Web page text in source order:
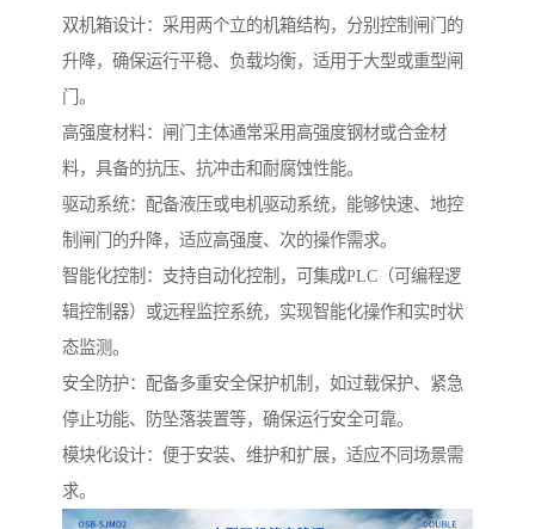
双机箱设计：采用两个立的机箱结构，分别控制闸门的
升降，确保运行平稳、负载均衡，适用于大型或重型闸
门。
高强度材料：闸门主体通常采用高强度钢材或合金材
料，具备的抗压、抗冲击和耐腐蚀性能。
驱动系统：配备液压或电机驱动系统，能够快速、地控
制闸门的升降，适应高强度、次的操作需求。
智能化控制：支持自动化控制，可集成PLC（可编程逻
辑控制器）或远程监控系统，实现智能化操作和实时状
态监测。
安全防护：配备多重安全保护机制，如过载保护、紧急
停止功能、防坠落装置等，确保运行安全可靠。
模块化设计：便于安装、维护和扩展，适应不同场景需
求。